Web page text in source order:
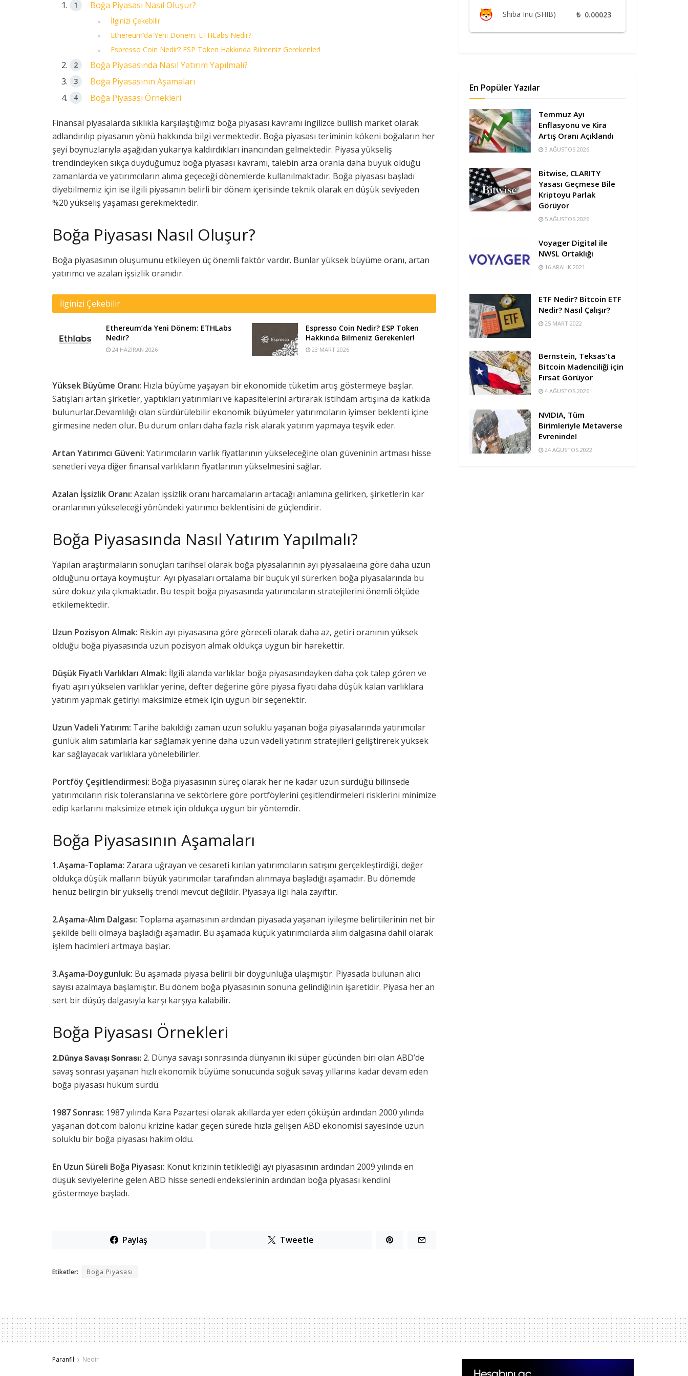
Boğa Piyasası Nasıl Oluşur?
İlginizi Çekebilir
Ethereum’da Yeni Dönem: ETHLabs Nedir?
Espresso Coin Nedir? ESP Token Hakkında Bilmeniz Gerekenler!
Boğa Piyasasında Nasıl Yatırım Yapılmalı?
Boğa Piyasasının Aşamaları
Boğa Piyasası Örnekleri
Finansal piyasalarda sıklıkla karşılaştığımız boğa piyasası kavramı ingilizce bullish market olarak
adlandırılıp piyasanın yönü hakkında bilgi vermektedir. Boğa piyasası teriminin kökeni boğaların her
şeyi boynuzlarıyla aşağıdan yukarıya kaldırdıkları inancından gelmektedir. Piyasa yükseliş
trendindeyken sıkça duyduğumuz boğa piyasası kavramı, talebin arza oranla daha büyük olduğu
zamanlarda ve yatırımcıların alıma geçeceği dönemlerde kullanılmaktadır. Boğa piyasası başladı
diyebilmemiz için ise ilgili piyasanın belirli bir dönem içerisinde teknik olarak en düşük seviyeden
%20 yükseliş yaşaması gerekmektedir.
Boğa Piyasası Nasıl Oluşur?
Boğa piyasasının oluşumunu etkileyen üç önemli faktör vardır. Bunlar yüksek büyüme oranı, artan
yatırımcı ve azalan işsizlik oranıdır.
İlginizi Çekebilir
Ethereum’da Yeni Dönem: ETHLabs
Nedir?
24 HAZIRAN 2026
Espresso Coin Nedir? ESP Token
Hakkında Bilmeniz Gerekenler!
23 MART 2026
Yüksek Büyüme Oranı: Hızla büyüme yaşayan bir ekonomide tüketim artış göstermeye başlar.
Satışları artan şirketler, yaptıkları yatırımları ve kapasitelerini artırarak istihdam artışına da katkıda
bulunurlar.Devamlılığı olan sürdürülebilir ekonomik büyümeler yatırımcıların iyimser beklenti içine
girmesine neden olur. Bu durum onları daha fazla risk alarak yatırım yapmaya teşvik eder.
Artan Yatırımcı Güveni: Yatırımcıların varlık fiyatlarının yükseleceğine olan güveninin artması hisse
senetleri veya diğer finansal varlıkların fiyatlarının yükselmesini sağlar.
Azalan İşsizlik Oranı: Azalan işsizlik oranı harcamaların artacağı anlamına gelirken, şirketlerin kar
oranlarının yükseleceği yönündeki yatırımcı beklentisini de güçlendirir.
Boğa Piyasasında Nasıl Yatırım Yapılmalı?
Yapılan araştırmaların sonuçları tarihsel olarak boğa piyasalarının ayı piyasalaeına göre daha uzun
olduğunu ortaya koymuştur. Ayı piyasaları ortalama bir buçuk yıl sürerken boğa piyasalarında bu
süre dokuz yıla çıkmaktadır. Bu tespit boğa piyasasında yatırımcıların stratejilerini önemli ölçüde
etkilemektedir.
Uzun Pozisyon Almak: Riskin ayı piyasasına göre göreceli olarak daha az, getiri oranının yüksek
olduğu boğa piyasasında uzun pozisyon almak oldukça uygun bir harekettir.
Düşük Fiyatlı Varlıkları Almak: İlgili alanda varlıklar boğa piyasasındayken daha çok talep gören ve
fiyatı aşırı yükselen varlıklar yerine, defter değerine göre piyasa fiyatı daha düşük kalan varlıklara
yatırım yapmak getiriyi maksimize etmek için uygun bir seçenektir.
Uzun Vadeli Yatırım: Tarihe bakıldığı zaman uzun soluklu yaşanan boğa piyasalarında yatırımcılar
günlük alım satımlarla kar sağlamak yerine daha uzun vadeli yatırım stratejileri geliştirerek yüksek
kar sağlayacak varlıklara yönelebilirler.
Portföy Çeşitlendirmesi: Boğa piyasasının süreç olarak her ne kadar uzun sürdüğü bilinsede
yatırımcıların risk toleranslarına ve sektörlere göre portföylerini çeşitlendirmeleri risklerini minimize
edip karlarını maksimize etmek için oldukça uygun bir yöntemdir.
Boğa Piyasasının Aşamaları
1.Aşama-Toplama: Zarara uğrayan ve cesareti kırılan yatırımcıların satışını gerçekleştirdiği, değer
oldukça düşük malların büyük yatırımcılar tarafından alınmaya başladığı aşamadır. Bu dönemde
henüz belirgin bir yükseliş trendi mevcut değildir. Piyasaya ilgi hala zayıftır.
2.Aşama-Alım Dalgası: Toplama aşamasının ardından piyasada yaşanan iyileşme belirtilerinin net bir
şekilde belli olmaya başladığı aşamadır. Bu aşamada küçük yatırımcılarda alım dalgasına dahil olarak
işlem hacimleri artmaya başlar.
3.Aşama-Doygunluk: Bu aşamada piyasa belirli bir doygunluğa ulaşmıştır. Piyasada bulunan alıcı
sayısı azalmaya başlamıştır. Bu dönem boğa piyasasının sonuna gelindiğinin işaretidir. Piyasa her an
sert bir düşüş dalgasıyla karşı karşıya kalabilir.
Boğa Piyasası Örnekleri
2.Dünya Savaşı Sonrası: 2. Dünya savaşı sonrasında dünyanın iki süper gücünden biri olan ABD’de
savaş sonrası yaşanan hızlı ekonomik büyüme sonucunda soğuk savaş yıllarına kadar devam eden
boğa piyasası hüküm sürdü.
1987 Sonrası: 1987 yılında Kara Pazartesi olarak akıllarda yer eden çöküşün ardından 2000 yılında
yaşanan dot.com balonu krizine kadar geçen sürede hızla gelişen ABD ekonomisi sayesinde uzun
soluklu bir boğa piyasası hakim oldu.
En Uzun Süreli Boğa Piyasası: Konut krizinin tetiklediği ayı piyasasının ardından 2009 yılında en
düşük seviyelerine gelen ABD hisse senedi endekslerinin ardından boğa piyasası kendini
göstermeye başladı.
Paylaş Tweetle
Etiketler: Boğa Piyasası
Shiba Inu (SHIB) ₺ 0.00023
En Popüler Yazılar
Temmuz Ayı
Enflasyonu ve Kira
Artış Oranı Açıklandı
3 AĞUSTOS 2026
Bitwise, CLARITY
Yasası Geçmese Bile
Kriptoyu Parlak
Görüyor
5 AĞUSTOS 2026
Voyager Digital ile
NWSL Ortaklığı
16 ARALIK 2021
ETF Nedir? Bitcoin ETF
Nedir? Nasıl Çalışır?
25 MART 2022
Bernstein, Teksas’ta
Bitcoin Madenciliği için
Fırsat Görüyor
4 AĞUSTOS 2026
NVIDIA, Tüm
Birimleriyle Metaverse
Evreninde!
24 AĞUSTOS 2022
Paranfil Nedir